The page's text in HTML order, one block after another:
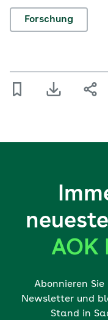
Forschung
AOK
Abonnieren
Newsletter und
Stand in